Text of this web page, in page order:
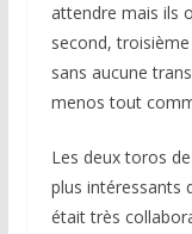
attendre mais ils
second,
sans aucune
menos tout
Les deux toros
plus intéressants
était très